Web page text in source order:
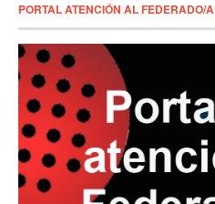
PORTAL ATENCIÓN AL FEDERADO/A